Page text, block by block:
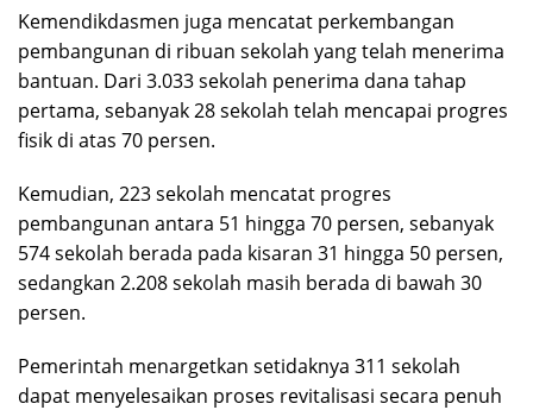
Kemendikdasmen juga mencatat perkembangan
pembangunan di ribuan sekolah yang telah menerima
bantuan. Dari 3.033 sekolah penerima dana tahap
pertama, sebanyak 28 sekolah telah mencapai progres
fisik di atas 70 persen.
Kemudian, 223 sekolah mencatat progres
pembangunan antara 51 hingga 70 persen, sebanyak
574 sekolah berada pada kisaran 31 hingga 50 persen,
sedangkan 2.208 sekolah masih berada di bawah 30
persen.
Pemerintah menargetkan setidaknya 311 sekolah
dapat menyelesaikan proses revitalisasi secara penuh